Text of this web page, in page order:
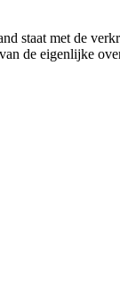
staat met de
de eigenlijke